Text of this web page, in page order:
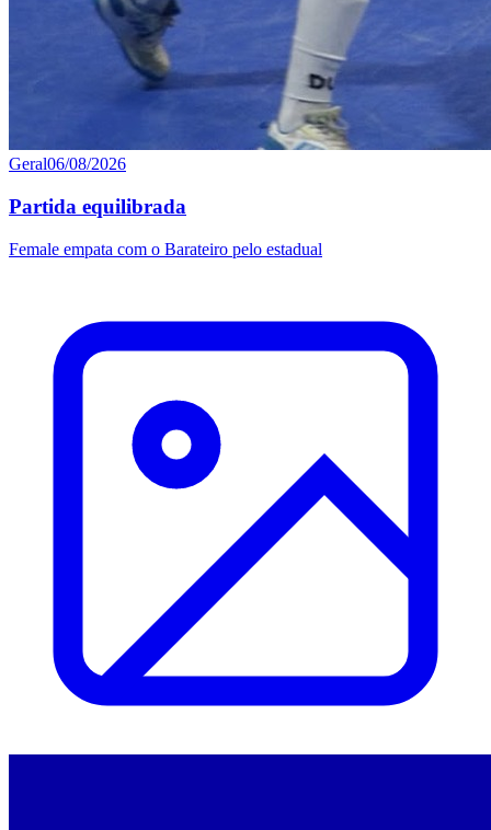
Geral06/08/2026
Partida equilibrada
Female empata com o Barateiro pelo estadual